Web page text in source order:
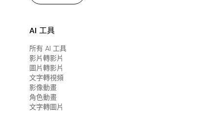
AI 工具
所有 AI 工具
影片轉影片
圖片轉影片
文字轉視頻
影像動畫
角色動畫
文字轉圖片